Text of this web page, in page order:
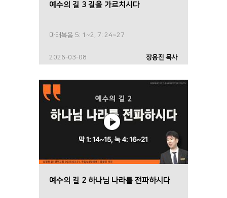
예수의 길 3 길을 가르치시다
마태복음 5: 1~2, 7: 24~27
2026-03-08 장용진 목사
예수의 길 2 하나님 나라를 전파하시다